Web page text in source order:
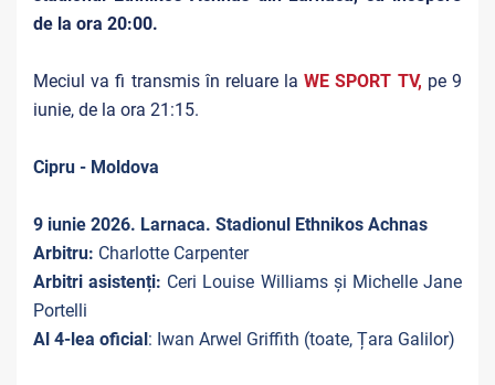
de la ora 20:00.
Meciul va fi transmis în reluare laWE SPORT TV, pe 9
iunie, de la ora 21:15.
Cipru - Moldova
9 iunie 2026. Larnaca. Stadionul Ethnikos Achnas
Arbitru: Charlotte Carpenter
Arbitri asistenți: Ceri Louise Williams și Michelle Jane
Portelli
Al 4-lea oficial: Iwan Arwel Griffith (toate, Țara Galilor)